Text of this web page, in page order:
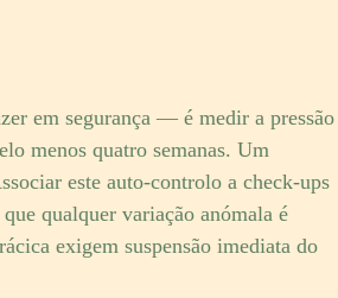
em segurança — é medir a pressão
menos quatro semanas. Um
este auto-controlo a check-ups
qualquer variação anómala é
exigem suspensão imediata do